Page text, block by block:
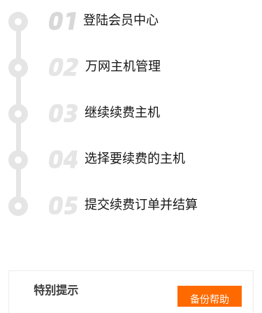
登陆会员中心
万网主机管理
继续续费主机
选择要续费的主机
提交续费订单并结算
特别提示
备份帮助